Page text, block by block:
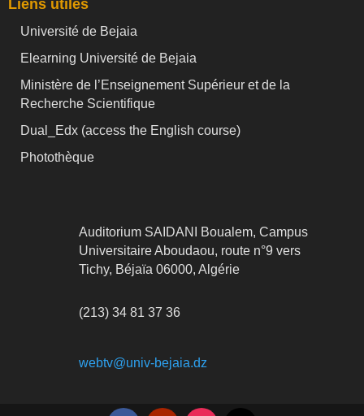
Liens utiles
Université de Bejaia
Elearning Université de Bejaia
Ministère de l’Enseignement Supérieur et de la
Recherche Scientifique
Dual_Edx (access the English course)
Photothèque
Auditorium SAIDANI Boualem, Campus
Universitaire Aboudaou, route n°9 vers
Tichy, Béjaïa 06000, Algérie
(213) 34 81 37 36
webtv@univ-bejaia.dz